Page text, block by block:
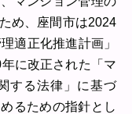
め、座間市は2024
適正化推進計画」
に改正された「マ
する法律」に基づ
るための指針とし